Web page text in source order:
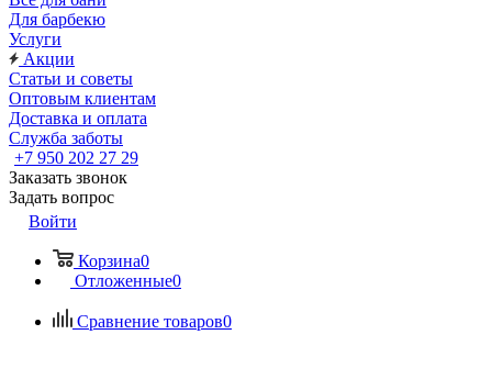
Для барбекю
Услуги
Акции
Статьи и советы
Оптовым клиентам
Доставка и оплата
Служба заботы
+7 950 202 27 29
Заказать звонок
Задать вопрос
Войти
Корзина0
Отложенные0
Сравнение товаров0